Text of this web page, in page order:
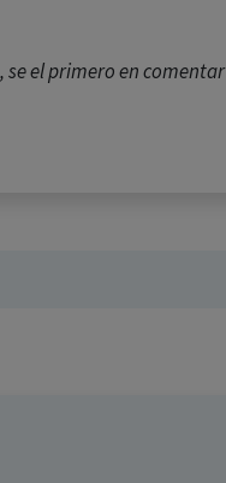
el primero en comentar